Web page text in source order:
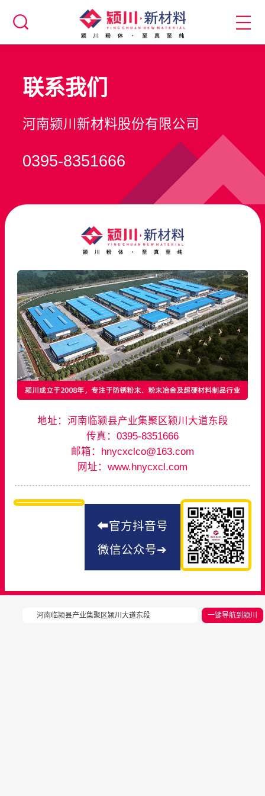
联系我们
河南颍川新材料股份有限公司
0395-8351666
地址：河南临颍县产业集聚区颍川大道东段
传真：0395-8351666
邮箱：hnycxclco@163.com
网址：www.hnycxcl.com
⬅官方抖音号
微信公众号➔
河南临颍县产业集聚区颍川大道东段 一键导航到颍川